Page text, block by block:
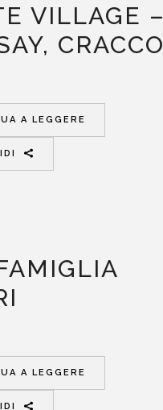
VILLAGE –
CRACCO
A LEGGERE
A LEGGERE